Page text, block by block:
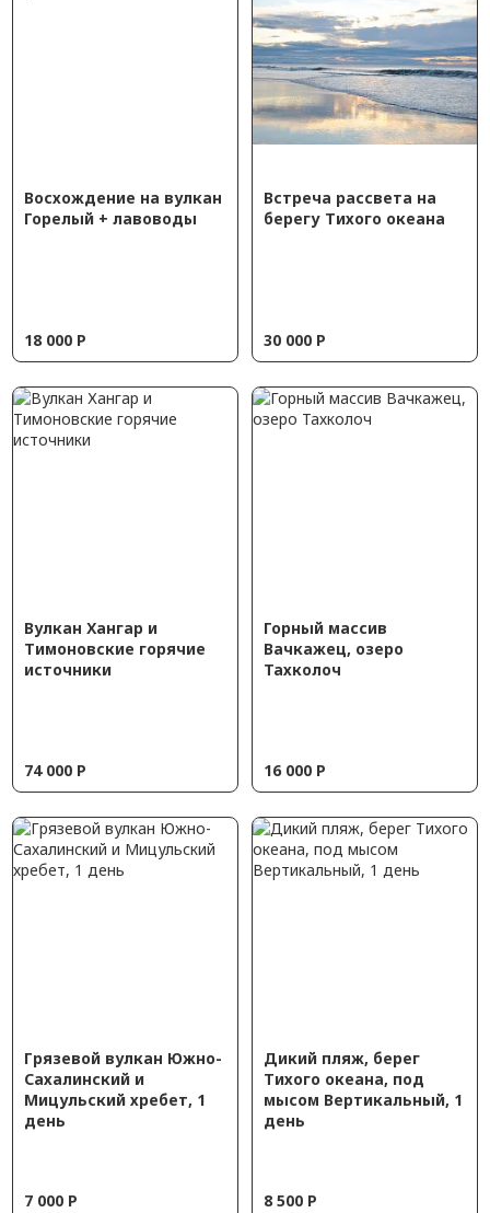
Восхождение на вулкан
Горелый + лавоводы
18 000 Р
Встреча рассвета на
берегу Тихого океана
30 000 Р
Вулкан Хангар и
Тимоновские горячие
источники
74 000 Р
Горный массив
Вачкажец, озеро
Тахколоч
16 000 Р
Грязевой вулкан Южно-
Сахалинский и
Мицульский хребет, 1
день
7 000 Р
Дикий пляж, берег
Тихого океана, под
мысом Вертикальный, 1
день
8 500 Р